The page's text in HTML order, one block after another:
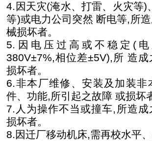
4.因天灾(淹水、打雷、火灾等)
等)或电力公司突然 断电等,所
械损坏者。
5.因电压过高或不稳定(电
380V±7%,相位差±5V),所 造成
损坏者。
6.非本厂维修、安装及加装非
件、功能,所引起之故障或损坏
7.人为操作不当或撞车,所造成
损坏者。
8.因迁厂移动机床,需再校水平、